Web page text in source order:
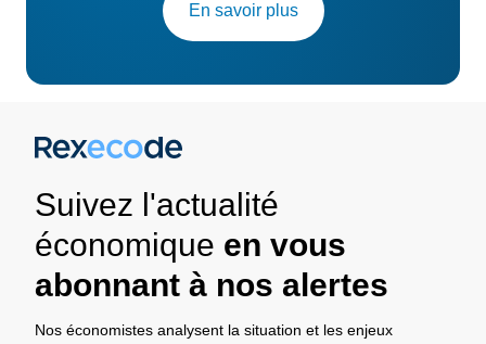
En savoir plus
Suivez l'actualité
économique en vous
abonnant à nos alertes
Nos économistes analysent la situation et les enjeux